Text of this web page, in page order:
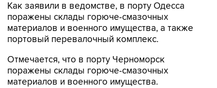
Как заявили в ведомстве, в порту Одесса
поражены склады горюче-смазочных
материалов и военного имущества, а также
портовый перевалочный комплекс.
Отмечается, что в порту Черноморск
поражены склады горюче-смазочных
материалов и военного имущества.